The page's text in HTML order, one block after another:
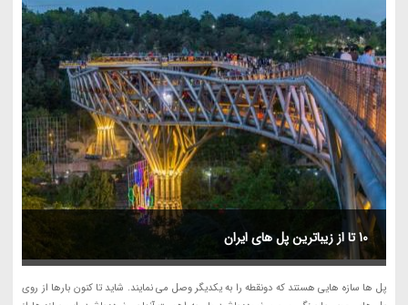
10 تا از زیباترین پل های ایران
پل ها سازه هایی هستند که دونقطه را به یکدیگر وصل می نمایند. شاید تا کنون بارها از روی